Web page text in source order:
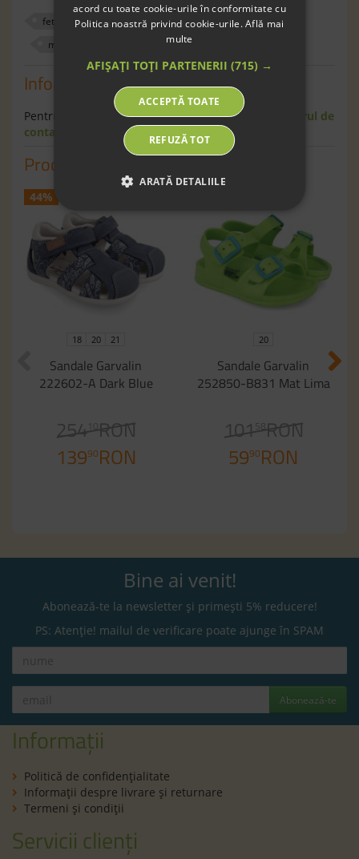
fete sandale exterior
320085
multicolor
Informaţii
Pentru informaţii suplimentare scrie-ne pe
formularul de
contact
Produse similare
44%
18 20 21
Sandale Garvalin
222602-A Dark Blue
254 10
RON
13990RON
20
Sandale Garvalin
252850-B831 Mat Lima
101 58RON
5990RON
Bine ai venit!
Abonează-te la newsletter și primești 5% reducere!
PS: Atenție! mailul de verificare poate ajunge în SPAM
Abonează-te
Informații
Politică de confidenţialitate
Informaţii despre livrare și returnare
Termeni şi condiţii
Servicii clienți
acord cu toate cookie-urile în conformitate cu
Politica noastră privind cookie-urile.Află mai
multe
AFIȘAȚI TOȚI PARTENERII (715) →
ACCEPTĂ TOATE
REFUZĂ TOT
ARATĂ DETALIILE